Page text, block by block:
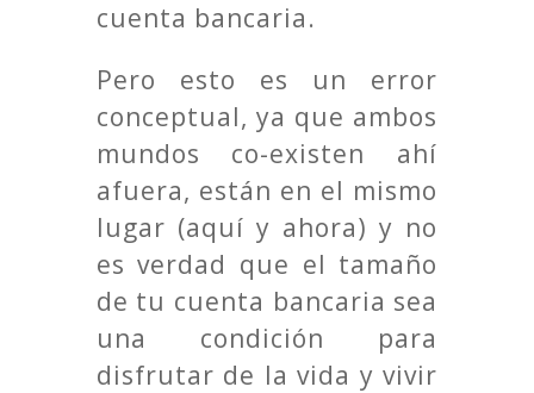
cuenta bancaria.
Pero esto es un error
conceptual, ya que ambos
mundos co-existen ahí
afuera, están en el mismo
lugar (aquí y ahora) y no
es verdad que el tamaño
de tu cuenta bancaria sea
una condición para
disfrutar de la vida y vivir